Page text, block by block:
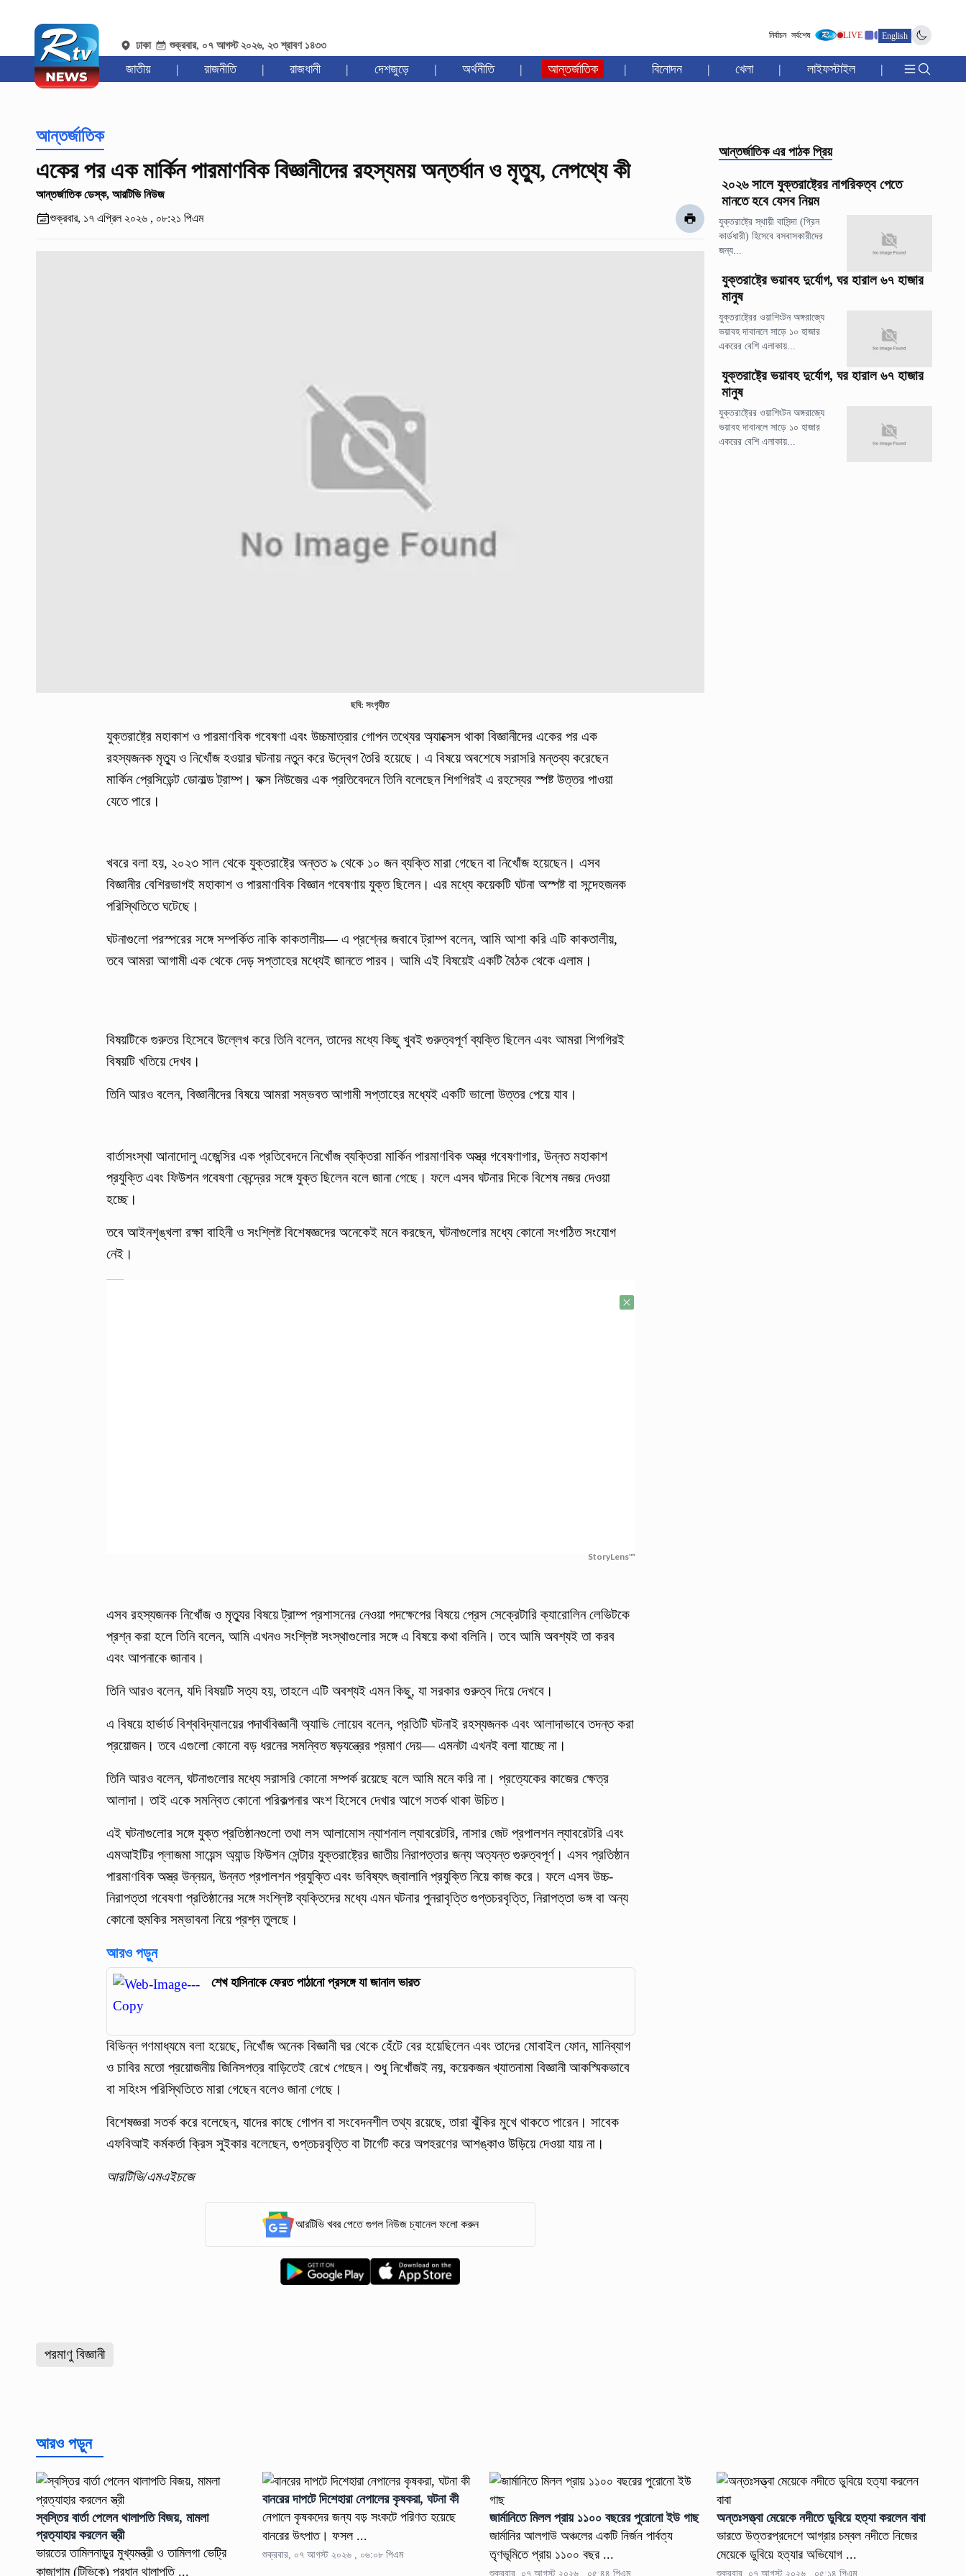
ঢাকা শুক্রবার, ০৭ আগস্ট ২০২৬, ২৩ শ্রাবণ ১৪৩৩
নির্বাচন সর্বশেষ LIVE English
জাতীয় | রাজনীতি | রাজধানী | দেশজুড়ে | অর্থনীতি | আন্তর্জাতিক | বিনোদন | খেলা | লাইফস্টাইল |
আন্তর্জাতিক
একের পর এক মার্কিন পারমাণবিক বিজ্ঞানীদের রহস্যময় অন্তর্ধান ও মৃত্যু, নেপথ্যে কী
আন্তর্জাতিক ডেস্ক, আরটিভি নিউজ
শুক্রবার, ১৭ এপ্রিল ২০২৬ , ০৮:২১ পিএম
ছবি: সংগৃহীত
যুক্তরাষ্ট্রে মহাকাশ ও পারমাণবিক গবেষণা এবং উচ্চমাত্রার গোপন তথ্যের অ্যাক্সেস থাকা বিজ্ঞানীদের একের পর এক
রহস্যজনক মৃত্যু ও নিখোঁজ হওয়ার ঘটনায় নতুন করে উদ্বেগ তৈরি হয়েছে। এ বিষয়ে অবশেষে সরাসরি মন্তব্য করেছেন
মার্কিন প্রেসিডেন্ট ডোনাল্ড ট্রাম্প। ফক্স নিউজের এক প্রতিবেদনে তিনি বলেছেন শিগগিরই এ রহস্যের স্পষ্ট উত্তর পাওয়া
যেতে পারে।
খবরে বলা হয়, ২০২৩ সাল থেকে যুক্তরাষ্ট্রে অন্তত ৯ থেকে ১০ জন ব্যক্তি মারা গেছেন বা নিখোঁজ হয়েছেন। এসব
বিজ্ঞানীর বেশিরভাগই মহাকাশ ও পারমাণবিক বিজ্ঞান গবেষণায় যুক্ত ছিলেন। এর মধ্যে কয়েকটি ঘটনা অস্পষ্ট বা সন্দেহজনক
পরিস্থিতিতে ঘটেছে।
ঘটনাগুলো পরস্পরের সঙ্গে সম্পর্কিত নাকি কাকতালীয়— এ প্রশ্নের জবাবে ট্রাম্প বলেন, আমি আশা করি এটি কাকতালীয়,
তবে আমরা আগামী এক থেকে দেড় সপ্তাহের মধ্যেই জানতে পারব। আমি এই বিষয়েই একটি বৈঠক থেকে এলাম।
বিষয়টিকে গুরুতর হিসেবে উল্লেখ করে তিনি বলেন, তাদের মধ্যে কিছু খুবই গুরুত্বপূর্ণ ব্যক্তি ছিলেন এবং আমরা শিগগিরই
বিষয়টি খতিয়ে দেখব।
তিনি আরও বলেন, বিজ্ঞানীদের বিষয়ে আমরা সম্ভবত আগামী সপ্তাহের মধ্যেই একটি ভালো উত্তর পেয়ে যাব।
বার্তাসংস্থা আনাদোলু এজেন্সির এক প্রতিবেদনে নিখোঁজ ব্যক্তিরা মার্কিন পারমাণবিক অস্ত্র গবেষণাগার, উন্নত মহাকাশ
প্রযুক্তি এবং ফিউশন গবেষণা কেন্দ্রের সঙ্গে যুক্ত ছিলেন বলে জানা গেছে। ফলে এসব ঘটনার দিকে বিশেষ নজর দেওয়া
হচ্ছে।
তবে আইনশৃঙ্খলা রক্ষা বাহিনী ও সংশ্লিষ্ট বিশেষজ্ঞদের অনেকেই মনে করছেন, ঘটনাগুলোর মধ্যে কোনো সংগঠিত সংযোগ
নেই।
StoryLens™
এসব রহস্যজনক নিখোঁজ ও মৃত্যুর বিষয়ে ট্রাম্প প্রশাসনের নেওয়া পদক্ষেপের বিষয়ে প্রেস সেক্রেটারি ক্যারোলিন লেভিটকে
প্রশ্ন করা হলে তিনি বলেন, আমি এখনও সংশ্লিষ্ট সংস্থাগুলোর সঙ্গে এ বিষয়ে কথা বলিনি। তবে আমি অবশ্যই তা করব
এবং আপনাকে জানাব।
তিনি আরও বলেন, যদি বিষয়টি সত্য হয়, তাহলে এটি অবশ্যই এমন কিছু, যা সরকার গুরুত্ব দিয়ে দেখবে।
এ বিষয়ে হার্ভার্ড বিশ্ববিদ্যালয়ের পদার্থবিজ্ঞানী অ্যাভি লোয়েব বলেন, প্রতিটি ঘটনাই রহস্যজনক এবং আলাদাভাবে তদন্ত করা
প্রয়োজন। তবে এগুলো কোনো বড় ধরনের সমন্বিত ষড়যন্ত্রের প্রমাণ দেয়— এমনটা এখনই বলা যাচ্ছে না।
তিনি আরও বলেন, ঘটনাগুলোর মধ্যে সরাসরি কোনো সম্পর্ক রয়েছে বলে আমি মনে করি না। প্রত্যেকের কাজের ক্ষেত্র
আলাদা। তাই একে সমন্বিত কোনো পরিকল্পনার অংশ হিসেবে দেখার আগে সতর্ক থাকা উচিত।
এই ঘটনাগুলোর সঙ্গে যুক্ত প্রতিষ্ঠানগুলো তথা লস আলামোস ন্যাশনাল ল্যাবরেটরি, নাসার জেট প্রপালশন ল্যাবরেটরি এবং
এমআইটির প্লাজমা সায়েন্স অ্যান্ড ফিউশন সেন্টার যুক্তরাষ্ট্রের জাতীয় নিরাপত্তার জন্য অত্যন্ত গুরুত্বপূর্ণ। এসব প্রতিষ্ঠান
পারমাণবিক অস্ত্র উন্নয়ন, উন্নত প্রপালশন প্রযুক্তি এবং ভবিষ্যৎ জ্বালানি প্রযুক্তি নিয়ে কাজ করে। ফলে এসব উচ্চ-
নিরাপত্তা গবেষণা প্রতিষ্ঠানের সঙ্গে সংশ্লিষ্ট ব্যক্তিদের মধ্যে এমন ঘটনার পুনরাবৃত্তি গুপ্তচরবৃত্তি, নিরাপত্তা ভঙ্গ বা অন্য
কোনো হুমকির সম্ভাবনা নিয়ে প্রশ্ন তুলছে।
আরও পড়ুন
শেখ হাসিনাকে ফেরত পাঠানো প্রসঙ্গে যা জানাল ভারত
বিভিন্ন গণমাধ্যমে বলা হয়েছে, নিখোঁজ অনেক বিজ্ঞানী ঘর থেকে হেঁটে বের হয়েছিলেন এবং তাদের মোবাইল ফোন, মানিব্যাগ
ও চাবির মতো প্রয়োজনীয় জিনিসপত্র বাড়িতেই রেখে গেছেন। শুধু নিখোঁজই নয়, কয়েকজন খ্যাতনামা বিজ্ঞানী আকস্মিকভাবে
বা সহিংস পরিস্থিতিতে মারা গেছেন বলেও জানা গেছে।
বিশেষজ্ঞরা সতর্ক করে বলেছেন, যাদের কাছে গোপন বা সংবেদনশীল তথ্য রয়েছে, তারা ঝুঁকির মুখে থাকতে পারেন। সাবেক
এফবিআই কর্মকর্তা ক্রিস সুইকার বলেছেন, গুপ্তচরবৃত্তি বা টার্গেট করে অপহরণের আশঙ্কাও উড়িয়ে দেওয়া যায় না।
আরটিভি/এমএইচজে
আরটিভি খবর পেতে গুগল নিউজ চ্যানেল ফলো করুন
পরমাণু বিজ্ঞানী
আন্তর্জাতিক এর পাঠক প্রিয়
২০২৬ সালে যুক্তরাষ্ট্রের নাগরিকত্ব পেতে
মানতে হবে যেসব নিয়ম
যুক্তরাষ্ট্রে স্থায়ী বাসিন্দা (গ্রিন
কার্ডধারী) হিসেবে বসবাসকারীদের
জন্য...
যুক্তরাষ্ট্রে ভয়াবহ দুর্যোগ, ঘর হারাল ৬৭ হাজার
মানুষ
যুক্তরাষ্ট্রের ওয়াশিংটন অঙ্গরাজ্যে
ভয়াবহ দাবানলে সাড়ে ১০ হাজার
একরের বেশি এলাকায়...
যুক্তরাষ্ট্রে ভয়াবহ দুর্যোগ, ঘর হারাল ৬৭ হাজার
মানুষ
যুক্তরাষ্ট্রের ওয়াশিংটন অঙ্গরাজ্যে
ভয়াবহ দাবানলে সাড়ে ১০ হাজার
একরের বেশি এলাকায়...
আরও পড়ুন
স্বস্তির বার্তা পেলেন থালাপতি বিজয়, মামলা
প্রত্যাহার করলেন স্ত্রী
ভারতের তামিলনাড়ুর মুখ্যমন্ত্রী ও তামিলগা ভেট্রি
কাজাগাম (টিভিকে) প্রধান থালাপতি ...
বানরের দাপটে দিশেহারা নেপালের কৃষকরা, ঘটনা কী
নেপালে কৃষকদের জন্য বড় সংকটে পরিণত হয়েছে
বানরের উৎপাত। ফসল ...
শুক্রবার, ০৭ আগস্ট ২০২৬ , ০৬:০৮ পিএম
জার্মানিতে মিলল প্রায় ১১০০ বছরের পুরোনো ইউ গাছ
জার্মানির আলগাউ অঞ্চলের একটি নির্জন পার্বত্য
তৃণভূমিতে প্রায় ১১০০ বছর ...
শুক্রবার, ০৭ আগস্ট ২০২৬ , ০৫:৪৪ পিএম
অন্তঃসত্ত্বা মেয়েকে নদীতে ডুবিয়ে হত্যা করলেন বাবা
ভারতে উত্তরপ্রদেশে আগ্রার চম্বল নদীতে নিজের
মেয়েকে ডুবিয়ে হত্যার অভিযোগ ...
শুক্রবার, ০৭ আগস্ট ২০২৬ , ০৫:১৪ পিএম